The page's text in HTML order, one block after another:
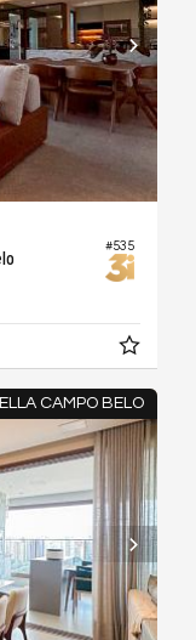
#535
CAMPO BELO